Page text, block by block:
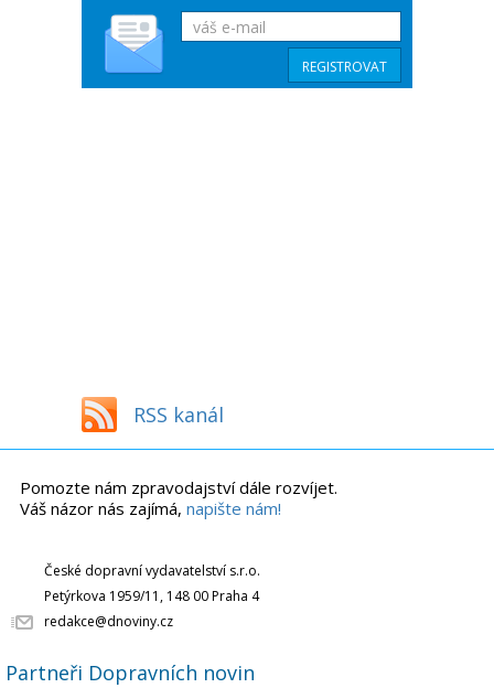
RSS kanál
Pomozte nám zpravodajství dále rozvíjet.
Váš názor nás zajímá, napište nám!
České dopravní vydavatelství s.r.o.
Petýrkova 1959/11, 148 00 Praha 4
redakce@dnoviny.cz
Partneři Dopravních novin